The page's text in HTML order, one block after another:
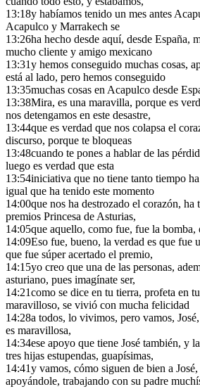
13:18y habíamos tenido un mes antes
Acapulco y Marrakech se
13:26ha hecho desde aquí, desde España,
mucho cliente y amigo mexicano
13:31y hemos conseguido muchas cosas,
está al lado, pero hemos conseguido
13:35muchas cosas en Acapulco desde
13:38Mira, es una maravilla, porque es
nos detengamos en este desastre,
13:44que es verdad que nos colapsa el
discurso, porque te bloqueas
13:48cuando te pones a hablar de las
luego es verdad que esta
13:54iniciativa que no tiene tanto tiempo
igual que ha tenido este momento
14:00que nos ha destrozado el corazón, ha
premios Princesa de Asturias,
14:05que aquello, como fue, fue la bomba,
14:09Eso fue, bueno, la verdad es que fue
que fue súper acertado el premio,
14:15yo creo que una de las personas,
asturiano, pues imagínate ser,
14:21como se dice en tu tierra, profeta en
maravilloso, se vivió con mucha felicidad
14:28a todos, lo vivimos, pero vamos,
es maravillosa,
14:34ese apoyo que tiene José también, y
tres hijas estupendas, guapísimas,
14:41y vamos, cómo siguen de bien a
apoyándole, trabajando con su padre